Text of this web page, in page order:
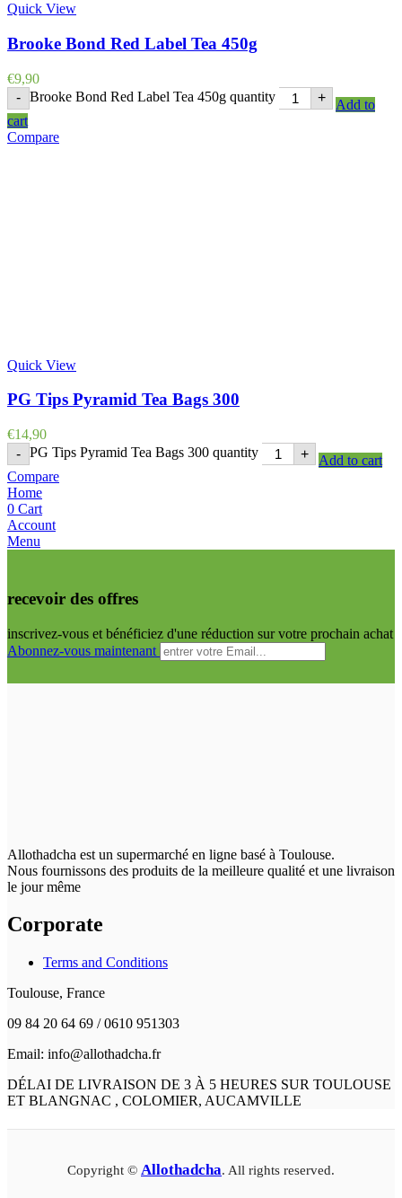
Quick View
Brooke Bond Red Label Tea 450g
€9,90
- Brooke Bond Red Label Tea 450g quantity +
Add to
cart
Compare
Quick View
PG Tips Pyramid Tea Bags 300
€14,90
- PG Tips Pyramid Tea Bags 300 quantity +
Add to cart
Compare
Home
0 Cart
Account
Menu
recevoir des offres
inscrivez-vous et bénéficiez d'une réduction sur votre prochain achat
Abonnez-vous maintenant
Allothadcha est un supermarché en ligne basé à Toulouse.
Nous fournissons des produits de la meilleure qualité et une livraison
le jour même
Corporate
Terms and Conditions
Toulouse, France
09 84 20 64 69 / 0610 951303
Email: info@allothadcha.fr
DÉLAI DE LIVRAISON DE 3 À 5 HEURES SUR TOULOUSE
ET BLANGNAC , COLOMIER, AUCAMVILLE
Copyright © Allothadcha. All rights reserved.